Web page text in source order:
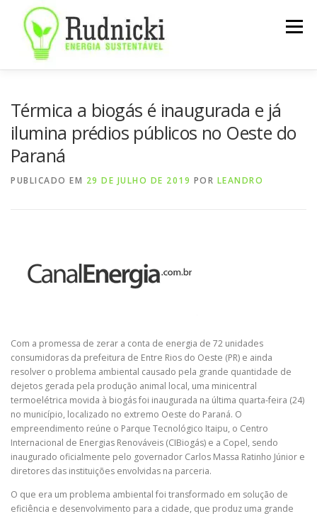
conteúdo
Menu
Térmica a biogás é inaugurada e já
ilumina prédios públicos no Oeste do
Paraná
PUBLICADO EM 29 DE JULHO DE 2019 POR LEANDRO
Com a promessa de zerar a conta de energia de 72 unidades
consumidoras da prefeitura de Entre Rios do Oeste (PR) e ainda
resolver o problema ambiental causado pela grande quantidade de
dejetos gerada pela produção animal local, uma minicentral
termoelétrica movida à biogás foi inaugurada na última quarta-feira (24)
no município, localizado no extremo Oeste do Paraná. O
empreendimento reúne o Parque Tecnológico Itaipu, o Centro
Internacional de Energias Renováveis (CIBiogás) e a Copel, sendo
inaugurado oficialmente pelo governador Carlos Massa Ratinho Júnior e
diretores das instituições envolvidas na parceria.
O que era um problema ambiental foi transformado em solução de
eficiência e desenvolvimento para a cidade, que produz uma grande